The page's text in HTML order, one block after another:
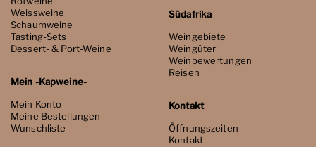
Weissweine
Schaumweine
Tasting-Sets
Dessert- & Port-Weine
Mein -Kapweine-
Mein Konto
Meine Bestellungen
Wunschliste
Südafrika
Weingebiete
Weingüter
Weinbewertungen
Reisen
Kontakt
Öffnungszeiten
Kontakt